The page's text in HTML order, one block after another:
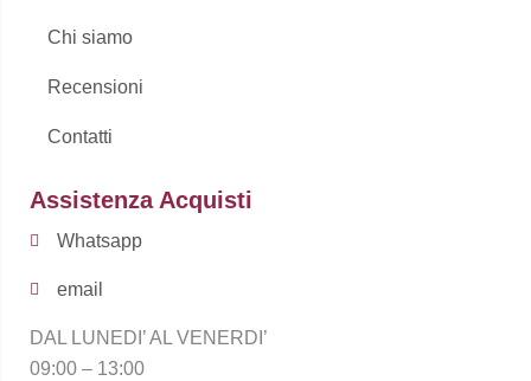
Chi siamo
Recensioni
Contatti
Assistenza Acquisti
Whatsapp
email
DAL LUNEDI’ AL VENERDI’
09:00 – 13:00